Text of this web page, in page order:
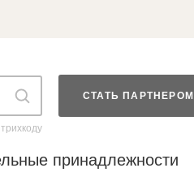
СТАТЬ ПАРТНЕРОМ
принадлежности